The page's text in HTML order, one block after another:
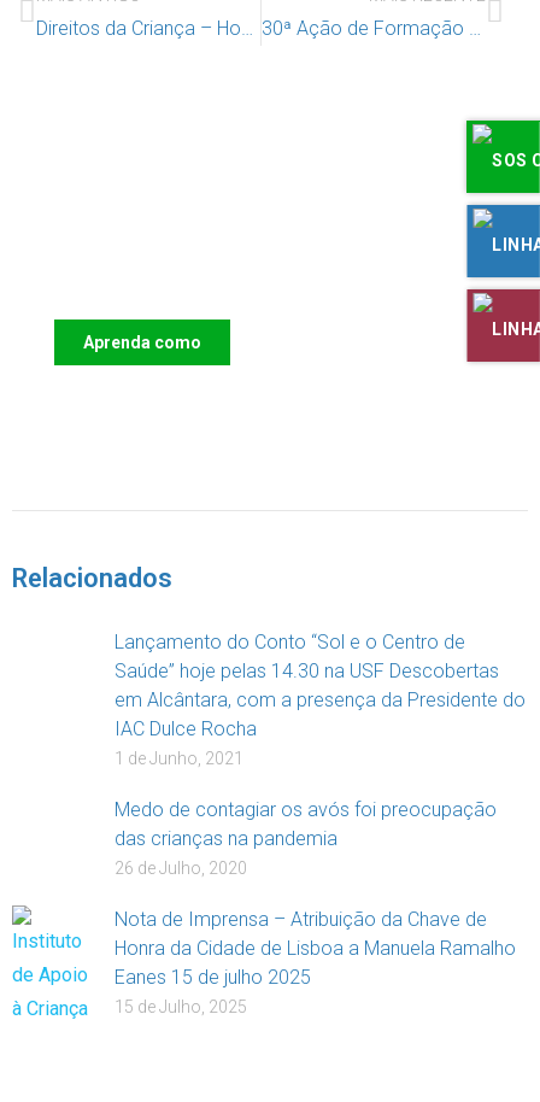
Direitos da Criança – Hospital Sobral Cid 30ª Ação de Formação para Animadores “A Criança no século XXI: para além da escola, práticas educacionais inclusivas.”
Aprenda como
Relacionados
Lançamento do Conto “Sol e o Centro de
Saúde” hoje pelas 14.30 na USF Descobertas
em Alcântara, com a presença da Presidente do
IAC Dulce Rocha
1 de Junho, 2021
Medo de contagiar os avós foi preocupação
das crianças na pandemia
26 de Julho, 2020
Nota de Imprensa – Atribuição da Chave de
Honra da Cidade de Lisboa a Manuela Ramalho
Eanes 15 de julho 2025
15 de Julho, 2025